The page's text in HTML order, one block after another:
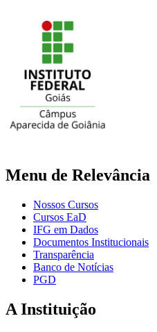
Menu de Relevância
Nossos Cursos
Cursos EaD
IFG em Dados
Documentos Institucionais
Transparência
Banco de Notícias
PGD
A Instituição